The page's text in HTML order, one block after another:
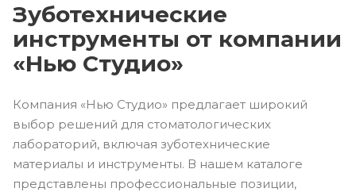
Зуботехнические
инструменты от компании
«Нью Студио»
Компания «Нью Студио» предлагает широкий
выбор решений для стоматологических
лабораторий, включая зуботехнические
материалы и инструменты. В нашем каталоге
представлены профессиональные позиции,